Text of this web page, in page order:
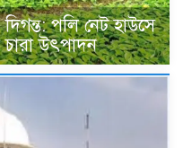
পলি নেট হাউসে
চারা উৎপাদন